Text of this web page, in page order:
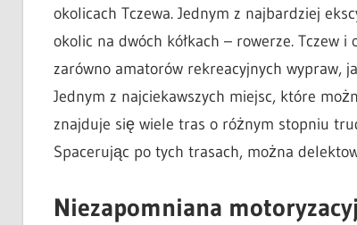
okolicach Tczewa. Jednym z najbardziej
okolic na dwóch kółkach – rowerze. Tczew
zarówno amatorów rekreacyjnych wypraw,
Jednym z najciekawszych miejsc, które
znajduje się wiele tras o różnym stopniu
Spacerując po tych trasach, można
Niezapomniana